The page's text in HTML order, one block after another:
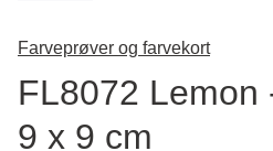
Farveprøver og farvekort
FL8072 Lemon
9 x 9 cm